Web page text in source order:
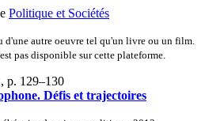
Politique et Sociétés
d'une autre oeuvre tel qu'un livre ou un film.
pas disponible sur cette plateforme.
, p. 129–130
Défis et trajectoires